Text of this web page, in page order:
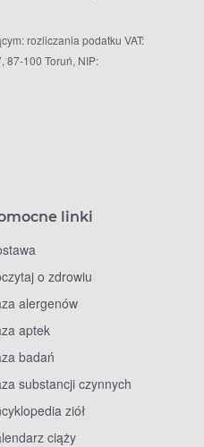
rozliczania podatku VAT:
87-100 Toruń, NIP:
linki
o zdrowiu
alergenów
aptek
badań
substancji czynnych
ziół
ciąży